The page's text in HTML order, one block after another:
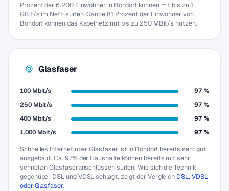
Prozent der 6.200 Einwohner in Bondorf können mit bis zu 1
GBit/s im Netz surfen. Ganze 81 Prozent der Einwohner von
Bondorf können das Kabelnetz mit bis zu 250 MBit/s nutzen.
Glasfaser
100 Mbit/s
97 %
250 Mbit/s
97 %
400 Mbit/s
97 %
1.000 Mbit/s
97 %
Schnelles Internet über Glasfaser ist in Bondorf bereits sehr gut
ausgebaut. Ca. 97% der Haushalte können bereits mit sehr
schnellen Glasfaseranschlüssen surfen. Wie sich die Technik
gegenüber DSL und VDSL schlägt, zeigt der Vergleich DSL, VDSL
oder Glasfaser.